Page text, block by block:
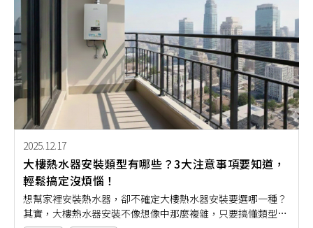
2025.12.17
大樓熱水器安裝類型有哪些？3大注意事項要知道，
輕鬆搞定沒煩惱！
想幫家裡安裝熱水器，卻不確定大樓熱水器安裝要選哪一種？
其實，大樓熱水器安裝不像想像中那麼複雜，只要搞懂類型與